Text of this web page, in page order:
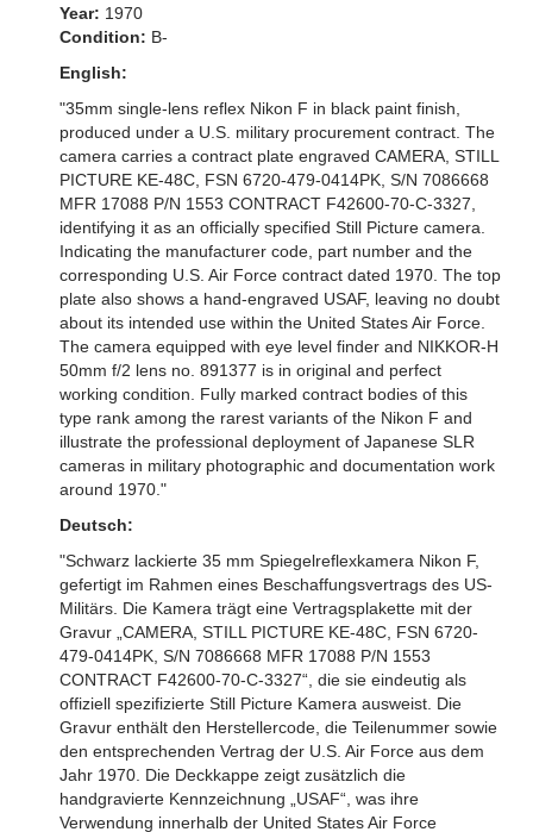
Year: 1970
Condition: B-
English:
"35mm single-lens reflex Nikon F in black paint finish,
produced under a U.S. military procurement contract. The
camera carries a contract plate engraved CAMERA, STILL
PICTURE KE-48C, FSN 6720-479-0414PK, S/N 7086668
MFR 17088 P/N 1553 CONTRACT F42600-70-C-3327,
identifying it as an officially specified Still Picture camera.
Indicating the manufacturer code, part number and the
corresponding U.S. Air Force contract dated 1970. The top
plate also shows a hand-engraved USAF, leaving no doubt
about its intended use within the United States Air Force.
The camera equipped with eye level finder and NIKKOR-H
50mm f/2 lens no. 891377 is in original and perfect
working condition. Fully marked contract bodies of this
type rank among the rarest variants of the Nikon F and
illustrate the professional deployment of Japanese SLR
cameras in military photographic and documentation work
around 1970."
Deutsch:
"Schwarz lackierte 35 mm Spiegelreflexkamera Nikon F,
gefertigt im Rahmen eines Beschaffungsvertrags des US-
Militärs. Die Kamera trägt eine Vertragsplakette mit der
Gravur „CAMERA, STILL PICTURE KE-48C, FSN 6720-
479-0414PK, S/N 7086668 MFR 17088 P/N 1553
CONTRACT F42600-70-C-3327“, die sie eindeutig als
offiziell spezifizierte Still Picture Kamera ausweist. Die
Gravur enthält den Herstellercode, die Teilenummer sowie
den entsprechenden Vertrag der U.S. Air Force aus dem
Jahr 1970. Die Deckkappe zeigt zusätzlich die
handgravierte Kennzeichnung „USAF“, was ihre
Verwendung innerhalb der United States Air Force